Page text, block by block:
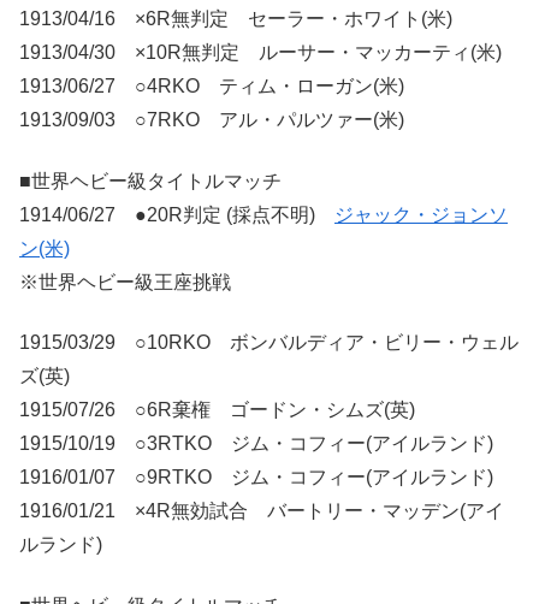
1913/04/16 ×6R無判定 セーラー・ホワイト(米)
1913/04/30 ×10R無判定 ルーサー・マッカーティ(米)
1913/06/27 ○4RKO ティム・ローガン(米)
1913/09/03 ○7RKO アル・パルツァー(米)
■世界ヘビー級タイトルマッチ
1914/06/27 ●20R判定 (採点不明)
ジャック・ジョンソ
ン(米)
※世界ヘビー級王座挑戦
1915/03/29 ○10RKO ボンバルディア・ビリー・ウェル
ズ(英)
1915/07/26 ○6R棄権 ゴードン・シムズ(英)
1915/10/19 ○3RTKO ジム・コフィー(アイルランド)
1916/01/07 ○9RTKO ジム・コフィー(アイルランド)
1916/01/21 ×4R無効試合 バートリー・マッデン(アイ
ルランド)